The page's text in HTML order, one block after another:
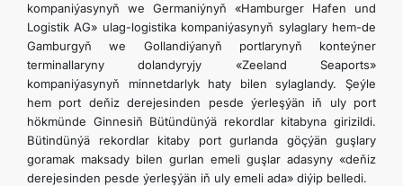
kompaniýasynyň we Germaniýnyň «Hamburger Hafen und
Logistik AG» ulag-logistika kompaniýasynyň sylaglary hem-de
Gamburgyň we Gollandiýanyň portlarynyň konteýner
terminallaryny dolandyryjy «Zeeland Seaports»
kompaniýasynyň minnetdarlyk haty bilen sylaglandy. Şeýle
hem port deňiz derejesinden pesde ýerleşýän iň uly port
hökmünde Ginnesiň Bütündünýä rekordlar kitabyna girizildi.
Bütindünýä rekordlar kitaby port gurlanda göçýän guşlary
goramak maksady bilen gurlan emeli guşlar adasyny «deňiz
derejesinden pesde ýerleşýän iň uly emeli ada» diýip belledi.